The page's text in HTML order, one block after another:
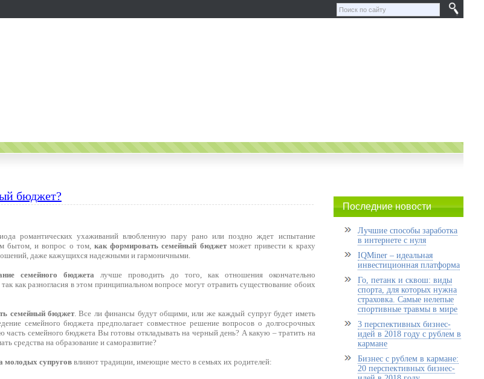
бюджет?
романтических ухаживаний влюбленную пару рано или поздно ждет испытание
бытом, и вопрос о том, как формировать семейный бюджетможет привести к краху
даже кажущихся надежными и гармоничными.
семейного бюджета лучше проводить до того, как отношения окончательно
как разногласия в этом принципиальном вопросе могут отравить существование обоих
семейный бюджет. Все ли финансы будут общими, или же каждый супруг будет иметь
семейного бюджета предполагает совместное решение вопросов о долгосрочных
часть семейного бюджета Вы готовы откладывать на черный день? А какую – тратить на
средства на образование и саморазвитие?
молодых супруговвлияют традиции, имеющие место в семьях их родителей:
Последние новости
Лучшие способы заработка
в интернете с нуля
IQMiner – идеальная
инвестиционная платформа
Го, петанк и сквош: виды
спорта, для которых нужна
страховка. Самые нелепые
спортивные травмы в мире
3 перспективных бизнес-
идей в 2018 году с рублем в
кармане
Бизнес с рублем в кармане:
20 перспективных бизнес-